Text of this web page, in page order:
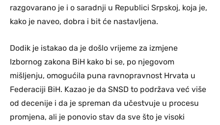
razgovarano je i o saradnji u Republici Srpskoj, koja je,
kako je naveo, dobra i bit će nastavljena.
Dodik je istakao da je došlo vrijeme za izmjene
Izbornog zakona BiH kako bi se, po njegovom
mišljenju, omogućila puna ravnopravnost Hrvata u
Federaciji BiH. Kazao je da SNSD to podržava već više
od decenije i da je spreman da učestvuje u procesu
promjena, ali je ponovio stav da sve što je visoki